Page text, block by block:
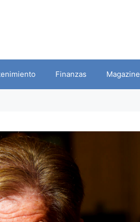
Finanzas Magazine